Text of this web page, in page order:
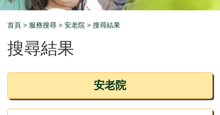
Breadcrumb
首頁 > 服務搜尋 > 安老院 > 搜尋結果
搜尋結果
安老院